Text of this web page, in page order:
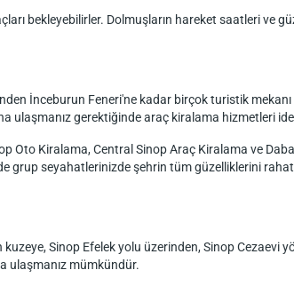
bekleyebilirler. Dolmuşların hareket saatleri ve
İnceburun Feneri'ne kadar birçok turistik
ulaşmanız gerektiğinde araç kiralama hizmetleri
Oto Kiralama, Central Sinop Araç Kiralama ve
grup seyahatlerinizde şehrin tüm güzelliklerini
Sinop Efelek yolu üzerinden, Sinop Cezaevi
ulaşmanız mümkündür.